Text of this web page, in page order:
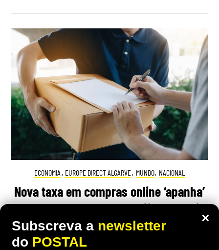
ECONOMIA , EUROPE DIRECT ALGARVE, MUNDO, NACIONAL
Nova taxa em compras online ‘apanha’
europeus de surpresa: União Europeia
esclarece quem não deve pagar
23:00 8 Agosto, 2026
×
Subscreva a newsletter
do POSTAL